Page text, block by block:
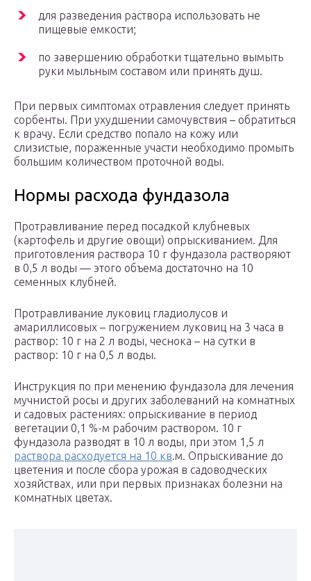
для разведения раствора использовать не
пищевые емкости;
по завершению обработки тщательно вымыть
руки мыльным составом или принять душ.
При первых симптомах отравления следует принять
сорбенты. При ухудшении самочувствия – обратиться
к врачу. Если средство попало на кожу или
слизистые, пораженные участи необходимо промыть
большим количеством проточной воды.
Нормы расхода фундазола
Протравливание перед посадкой клубневых
(картофель и другие овощи) опрыскиванием. Для
приготовления раствора 10 г фундазола растворяют
в 0,5 л воды — этого объема достаточно на 10
семенных клубней.
Протравливание луковиц гладиолусов и
амариллисовых – погружением луковиц на 3 часа в
раствор: 10 г на 2 л воды, чеснока – на сутки в
раствор: 10 г на 0,5 л воды.
Инструкция по при менению фундазола для лечения
мучнистой росы и других заболеваний на комнатных
и садовых растениях: опрыскивание в период
вегетации 0,1 %-м рабочим раствором. 10 г
фундазола разводят в 10 л воды, при этом 1,5 л
раствора расходуется на 10 кв.м. Опрыскивание до
цветения и после сбора урожая в садоводческих
хозяйствах, или при первых признаках болезни на
комнатных цветах.